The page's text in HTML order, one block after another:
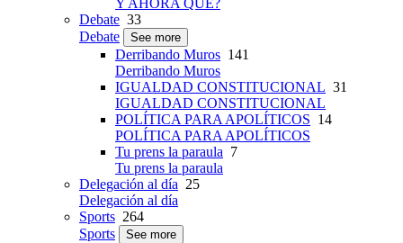
Y AHORA QUÉ?
Debate 33
Debate
See more
Derribando Muros 141
Derribando Muros
IGUALDAD CONSTITUCIONAL 31
IGUALDAD CONSTITUCIONAL
POLÍTICA PARA APOLÍTICOS 14
POLÍTICA PARA APOLÍTICOS
Tu prens la paraula 7
Tu prens la paraula
Delegación al día 25
Delegación al día
Sports 264
Sports
See more